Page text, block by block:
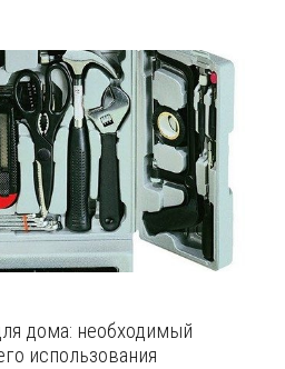
дома: необходимый
использования